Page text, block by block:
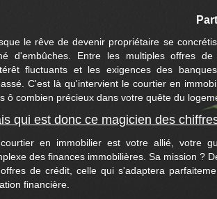
le rêve de devenir propriétaire se
d'embûches. Entre les multiples offres
fluctuants et les exigences des
C'est là qu'intervient le courtier en
ô combien précieux dans votre quête du
qui est donc ce magicien des
en immobilier est votre allié, votre
des finances immobilières. Sa mission ?
de crédit, celle qui s'adaptera
financière.